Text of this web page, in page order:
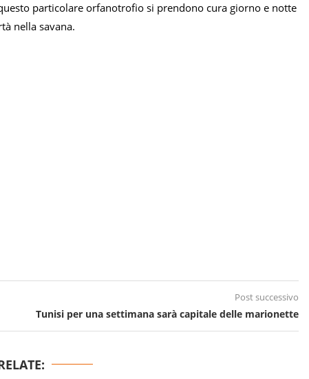
particolare orfanotrofio si prendono cura giorno e notte
nella savana.
Post successivo
Tunisi per una settimana sarà capitale delle marionette